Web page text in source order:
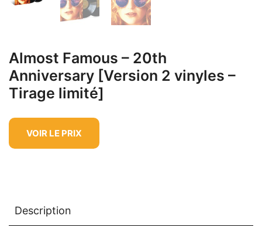
Almost Famous – 20th
Anniversary [Version 2 vinyles –
Tirage limité]
VOIR LE PRIX
Description